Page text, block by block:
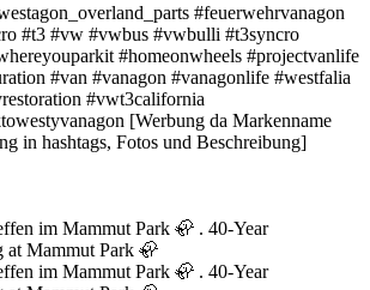
#feuerwehrvanagon
#t3 #vw #vwbus #vwbulli #t3syncro
#homeonwheels #projectvanlife
#van #vanagon #vanagonlife #westfalia
#vwt3california
[Werbung da Markenname
in hashtags, Fotos und Beschreibung]